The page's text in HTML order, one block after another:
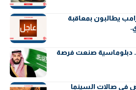
يطالبون بمعاقبة
صنعت فرصة
في صالات السينما